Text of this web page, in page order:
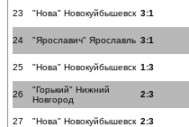
23 "Нова" Новокуйбышевск 3:1
24 "Ярославич" Ярославль 3:1
25 "Нова" Новокуйбышевск 1:3
26
"Горький" Нижний
Новгород
2:3
27 "Нова" Новокуйбышевск 2:3